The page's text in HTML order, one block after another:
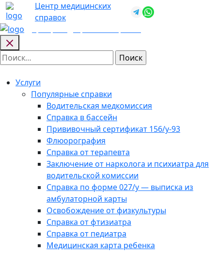
Skip
to
content
Центр медицинских
справок
Найти:
Услуги
Популярные справки
Водительская медкомиссия
Справка в бассейн
Прививочный сертификат 156/у-93
Флюорография
Справка от терапевта
Заключение от нарколога и психиатра для
водительской комиссии
Справка по форме 027/у — выписка из
амбулаторной карты
Освобождение от физкультуры
Справка от фтизиатра
Справка от педиатра
Медицинская карта ребенка